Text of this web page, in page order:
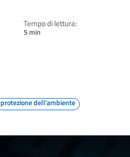
Tempo di lettura:
5 min
protezione dell'ambiente